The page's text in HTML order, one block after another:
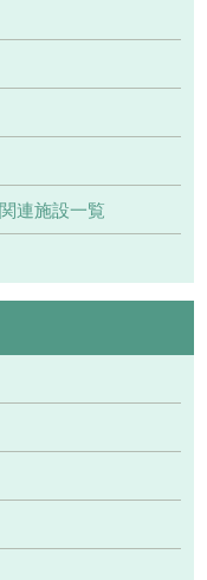
連施設一覧